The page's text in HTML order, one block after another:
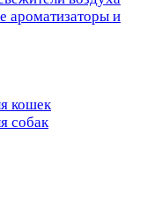
ароматизаторы и
кошек
собак